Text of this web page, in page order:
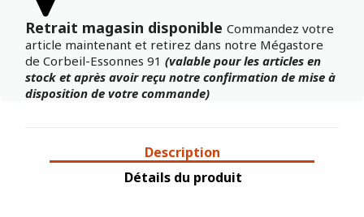
Retrait magasin disponible Commandez votre
article maintenant et retirez dans notre Mégastore
de Corbeil-Essonnes 91 (valable pour les articles en
stock et après avoir reçu notre confirmation de mise à
disposition de votre commande)
Description
Détails du produit